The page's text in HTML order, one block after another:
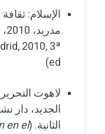
الإسلام:
مدريد، 2010، الطبعة الثالثة. (
2010, 3ª
ed
)
لاهوت
الثانية. (en el